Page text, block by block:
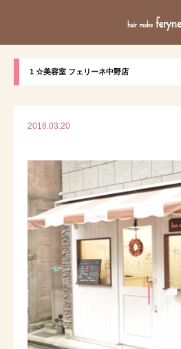
1 ☆美容室 フェリーネ中野店
2018.03.20